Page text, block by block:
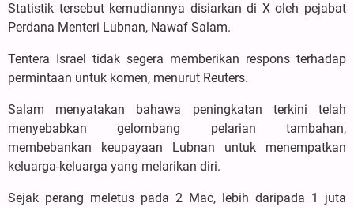
Statistik tersebut kemudiannya disiarkan di X oleh pejabat
Perdana Menteri Lubnan, Nawaf Salam.
Tentera Israel tidak segera memberikan respons terhadap
permintaan untuk komen, menurut Reuters.
Salam menyatakan bahawa peningkatan terkini telah
menyebabkan gelombang pelarian tambahan,
membebankan keupayaan Lubnan untuk menempatkan
keluarga-keluarga yang melarikan diri.
Sejak perang meletus pada 2 Mac, lebih daripada 1 juta